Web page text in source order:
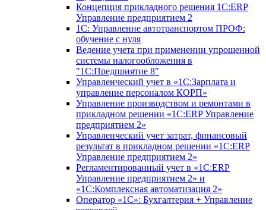
Концепция прикладного решения 1С:ERP
Управление предприятием 2
1С: Управление автотранспортом ПРОФ:
обучение с нуля
Ведение учета при применении упрощенной
системы налогообложения в
"1С:Предприятие 8"
Управленческий учет в «1C:Зарплата и
управление персоналом КОРП»
Управление производством и ремонтами в
прикладном решении «1С:ERP Управление
предприятием 2»
Управленческий учет затрат, финансовый
результат в прикладном решении «1С:ERP
Управление предприятием 2»
Регламентированный учет в «1С:ERP
Управление предприятием 2» и
«1С:Комплексная автоматизация 2»
Оператор «1С»: Бухгалтерия + Управление